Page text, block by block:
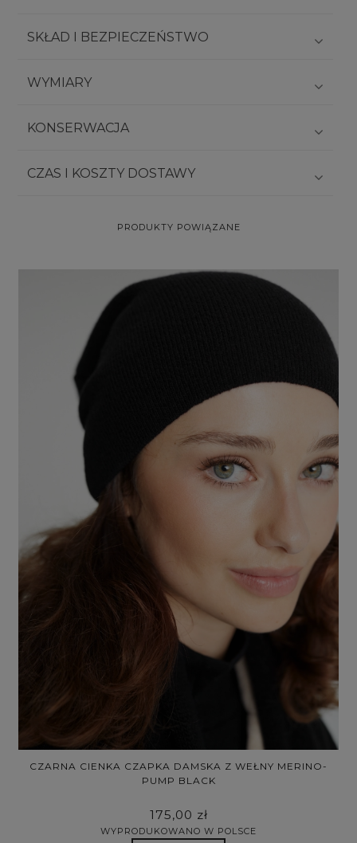
SKŁAD I BEZPIECZEŃSTWO
WYMIARY
KONSERWACJA
CZAS I KOSZTY DOSTAWY
PRODUKTY POWIĄZANE
CZARNA CIENKA CZAPKA DAMSKA Z WEŁNY MERINO-
PUMP BLACK
175,00 zł
WYPRODUKOWANO W POLSCE